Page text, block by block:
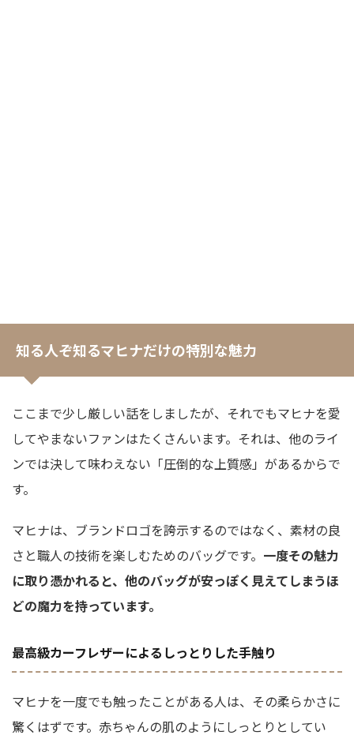
知る人ぞ知るマヒナだけの特別な魅力
ここまで少し厳しい話をしましたが、それでもマヒナを愛
してやまないファンはたくさんいます。それは、他のライ
ンでは決して味わえない「圧倒的な上質感」があるからで
す。
マヒナは、ブランドロゴを誇示するのではなく、素材の良
さと職人の技術を楽しむためのバッグです。 一度その魅力
に取り憑かれると、他のバッグが安っぽく見えてしまうほ
どの魔力を持っています。
最高級カーフレザーによるしっとりした手触り
マヒナを一度でも触ったことがある人は、その柔らかさに
驚くはずです。赤ちゃんの肌のようにしっとりとしてい